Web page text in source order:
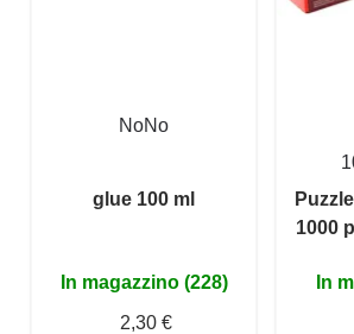
NoNo
glue 100 ml
In magazzino (228)
2,30 €
1000
In